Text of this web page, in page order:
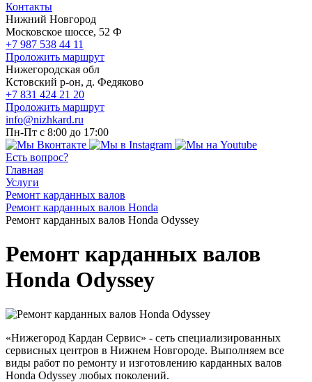
Контакты
Нижний Новгород
Московское шоссе, 52 Ф
+7 987 538 44 11
Проложить маршрут
Нижегородская обл
Кстовский р-он, д. Федяково
+7 831 424 21 20
Проложить маршрут
info@nizhkard.ru
Пн-Пт с 8:00 до 17:00
Есть вопрос?
Главная
Услуги
Ремонт карданных валов
Ремонт карданных валов Honda
Ремонт карданных валов Honda Odyssey
Ремонт карданных валов
Honda Odyssey
«Нижегород Кардан Сервис» - сеть специализированных
сервисных центров в Нижнем Новгороде. Выполняем все
виды работ по ремонту и изготовлению карданных валов
Honda Odyssey любых поколений.